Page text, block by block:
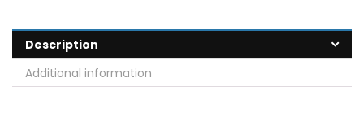
Description
Additional information